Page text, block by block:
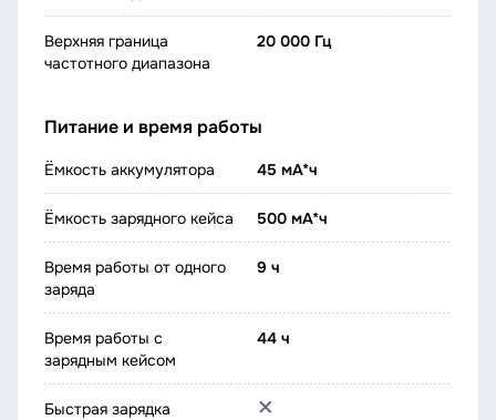
Верхняя граница
частотного диапазона
20 000 Гц
Питание и время работы
Ёмкость аккумулятора 45 мА*ч
Ёмкость зарядного кейса 500 мА*ч
Время работы от одного
заряда
9 ч
Время работы с
зарядным кейсом
44 ч
Быстрая зарядка